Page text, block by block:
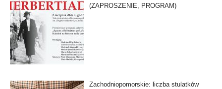
(ZAPROSZENIE, PROGRAM)
Zachodniopomorskie: liczba stulatków